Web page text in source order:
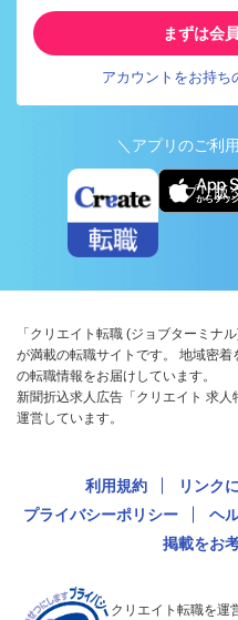
まずは会
アカウントをお持ち
＼アプリのご利
アプリ版
「クリエイト転職 (ジョブターミナ
が満載の転職サイトです。 地域密
の転職情報をお届けしています。
新聞折込求人広告「クリエイト 求
運営しています。
利用規約 リンク
プライバシーポリシー
ヘ
掲載をお
クリエイト転職を運